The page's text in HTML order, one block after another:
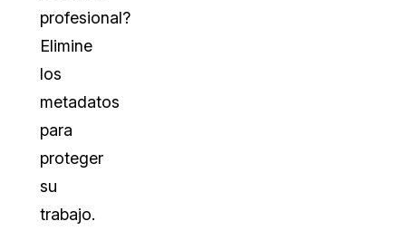
profesional?
Elimine
los
metadatos
para
proteger
su
trabajo.